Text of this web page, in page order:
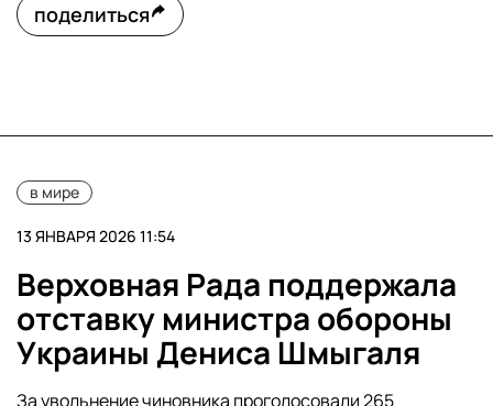
поделиться
в мире
13 ЯНВАРЯ 2026 11:54
Верховная Рада поддержала
отставку министра обороны
Украины Дениса Шмыгаля
За увольнение чиновника проголосовали 265